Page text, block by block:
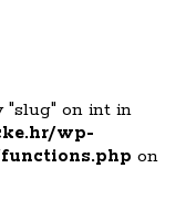
"slug" on int in
wp-
on